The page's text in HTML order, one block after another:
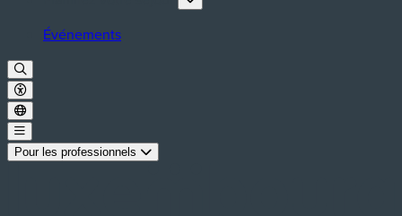
Événements
Pour les professionnels